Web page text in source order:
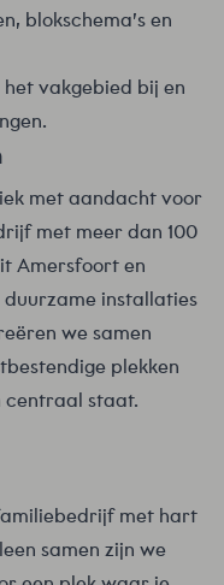
blokschema’s en
vakgebied bij en
met aandacht voor
met meer dan 100
Amersfoort en
duurzame installaties
we samen
plekken
centraal staat.
met hart
samen zijn we